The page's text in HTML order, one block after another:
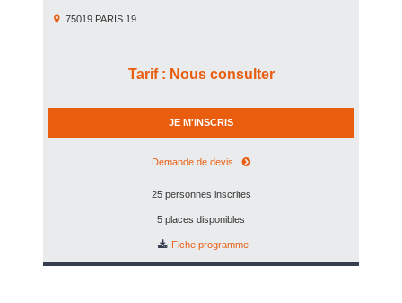
75019 PARIS 19
Tarif: Nous consulter
JE M'INSCRIS
Demande de devis
25 personnes inscrites
5 places disponibles
Fiche programme